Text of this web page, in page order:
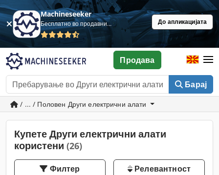
Machineseeker
Бесплатно во продавница До апликацијата
Барај
Продава
/ ... / Половен Други електрични алати
Купете Други електрични алати
користени (26)
Филтер Релевантност